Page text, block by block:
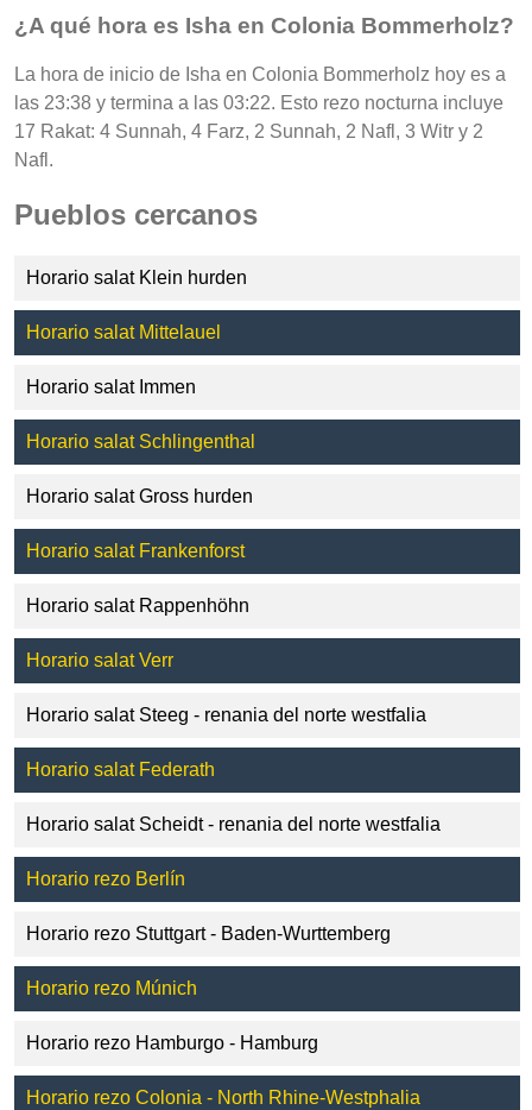
¿A qué hora es Isha en Colonia Bommerholz?
La hora de inicio de Isha en Colonia Bommerholz hoy es a
las 23:38 y termina a las 03:22. Esto rezo nocturna incluye
17 Rakat: 4 Sunnah, 4 Farz, 2 Sunnah, 2 Nafl, 3 Witr y 2
Nafl.
Pueblos cercanos
Horario salat Klein hurden
Horario salat Mittelauel
Horario salat Immen
Horario salat Schlingenthal
Horario salat Gross hurden
Horario salat Frankenforst
Horario salat Rappenhöhn
Horario salat Verr
Horario salat Steeg - renania del norte westfalia
Horario salat Federath
Horario salat Scheidt - renania del norte westfalia
Horario rezo Berlín
Horario rezo Stuttgart - Baden-Wurttemberg
Horario rezo Múnich
Horario rezo Hamburgo - Hamburg
Horario rezo Colonia - North Rhine-Westphalia